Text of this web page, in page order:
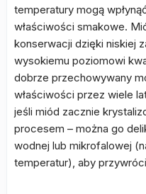
temperatury mogą
właściwości smakowe.
konserwacji dzięki niskiej
wysokiemu poziomowi
dobrze przechowywany
właściwości przez wiele
jeśli miód zacznie
procesem – można go
wodnej lub mikrofalowej
temperatur), aby